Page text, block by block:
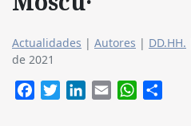
Actualidades | Autores | DD.HH.
de 2021
FacebookTwitterLinkedIn
Email WhatsApp